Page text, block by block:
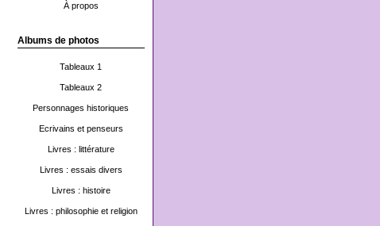
À propos
Albums de photos
Tableaux 1
Tableaux 2
Personnages historiques
Ecrivains et penseurs
Livres : littérature
Livres : essais divers
Livres : histoire
Livres : philosophie et religion